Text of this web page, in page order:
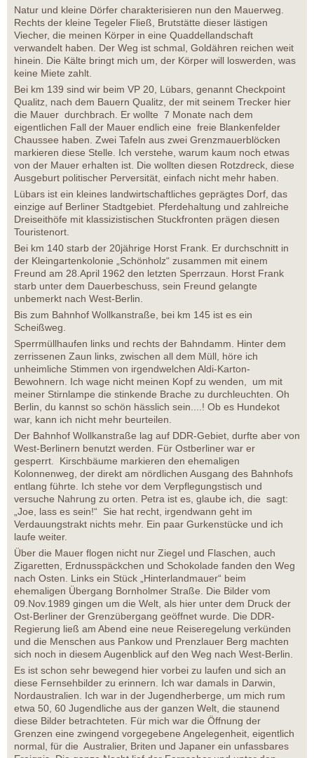
Natur und kleine Dörfer charakterisieren nun den Mauerweg.
Rechts der kleine Tegeler Fließ, Brutstätte dieser lästigen
Viecher, die meinen Körper in eine Quaddellandschaft
verwandelt haben. Der Weg ist schmal, Goldähren reichen weit
hinein. Die Kälte bringt mich um, der Körper will loswerden, was
keine Miete zahlt.
Bei km 139 sind wir beim VP 20, Lübars, genannt Checkpoint
Qualitz, nach dem Bauern Qualitz, der mit seinem Trecker hier
die Mauer durchbrach. Er wollte 7 Monate nach dem
eigentlichen Fall der Mauer endlich eine freie Blankenfelder
Chaussee haben. Zwei Tafeln aus zwei Grenzmauerblöcken
markieren diese Stelle. Ich verstehe, warum kaum noch etwas
von der Mauer erhalten ist. Die wollten diesen Rotzdreck, diese
Ausgeburt politischer Perversität, einfach nicht mehr haben.
Lübars ist ein kleines landwirtschaftliches geprägtes Dorf, das
einzige auf Berliner Stadtgebiet. Pferdehaltung und zahlreiche
Dreiseithöfe mit klassizistischen Stuckfronten prägen diesen
Touristenort.
Bei km 140 starb der 20jährige Horst Frank. Er durchschnitt in
der Kleingartenkolonie „Schönholz“ zusammen mit einem
Freund am 28.April 1962 den letzten Sperrzaun. Horst Frank
starb unter dem Dauerbeschuss, sein Freund gelangte
unbemerkt nach West-Berlin.
Bis zum Bahnhof Wollkanstraße, bei km 145 ist es ein
Scheißweg.
Sperrmüllhaufen links und rechts der Bahndamm. Hinter dem
zerrissenen Zaun links, zwischen all dem Müll, höre ich
unheimliche Stimmen von irgendwelchen Aldi-Karton-
Bewohnern. Ich wage nicht meinen Kopf zu wenden, um mit
meiner Stirnlampe die stinkende Brache zu durchleuchten. Oh
Berlin, du kannst so schön hässlich sein....! Ob es Hundekot
war, kann ich nicht mehr beurteilen.
Der Bahnhof Wollkanstraße lag auf DDR-Gebiet, durfte aber von
West-Berlinern benutzt werden. Für Ostberliner war er
gesperrt. Kirschbäume markieren den ehemaligen
Kolonnenweg, der direkt am nördlichen Ausgang des Bahnhofs
entlang führte. Ich stehe vor dem Verpflegungstisch und
versuche Nahrung zu orten. Petra ist es, glaube ich, die sagt:
„Joe, lass es sein!“ Sie hat recht, irgendwann geht im
Verdauungstrakt nichts mehr. Ein paar Gurkenstücke und ich
laufe weiter.
Über die Mauer flogen nicht nur Ziegel und Flaschen, auch
Zigaretten, Erdnusspäckchen und Schokolade fanden den Weg
nach Osten. Links ein Stück „Hinterlandmauer“ beim
ehemaligen Übergang Bornholmer Straße. Die Bilder vom
09.Nov.1989 gingen um die Welt, als hier unter dem Druck der
Ost-Berliner der Grenzübergang geöffnet wurde. Die DDR-
Regierung ließ am Abend eine neue Reiseregelung verkünden
und die Menschen aus Pankow und Prenzlauer Berg machten
sich noch in diesem Augenblick auf den Weg nach West-Berlin.
Es ist schon sehr bewegend hier vorbei zu laufen und sich an
diese Fernsehbilder zu erinnern. Ich war damals in Darwin,
Nordaustralien. Ich war in der Jugendherberge, um mich rum
etwa 50, 60 Jugendliche aus der ganzen Welt, die staunend
diese Bilder betrachteten. Für mich war die Öffnung der
Grenzen eine zwingend vorgegebene Angelegenheit, eigentlich
normal, für die Australier, Briten und Japaner ein unfassbares